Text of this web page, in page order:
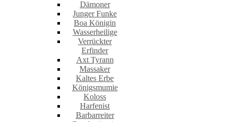
Dämoner
Junger Funke
Boa Königin
Wasserheilige
Verrückter
Erfinder
Axt Tyrann
Massaker
Kaltes Erbe
Königsmumie
Koloss
Harfenist
Barbarreiter